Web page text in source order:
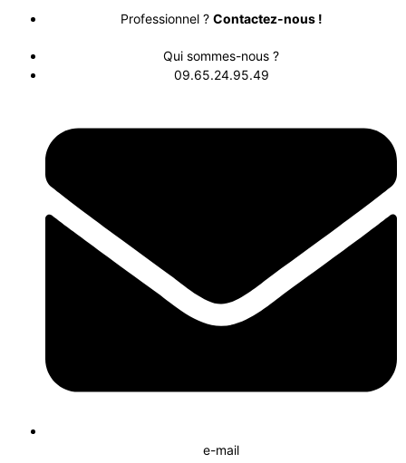
Professionnel ? Contactez-nous !
Qui sommes-nous ?
09.65.24.95.49
e-mail